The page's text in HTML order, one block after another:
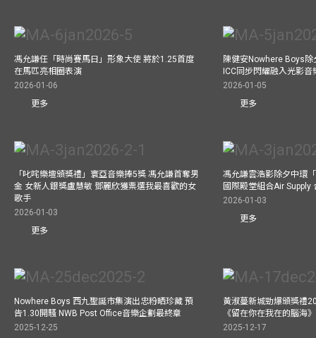
馮允謙任「時尚賽馬日」形象大使 將於1.25首度
在馬匹亮相圈表演
2026-01-06
更多
陳健安Nowhere Boys
ICC同步閃耀融入光影音
2026-01-05
更多
「叱咤樂壇頒獎禮」寰亞音樂捧5獎 馮允謙首奪男
金 女新人銀獎盧慧敏 鄧麗欣獲票選我最喜歡的女
歌手
2026-01-03
更多
馮允謙雲浩影除夕中環
國際殿堂組合Air Supply
2026-01-03
更多
Nowhere Boys 西九聖誕市集演出忠粉晒珍藏 預
告1.30開騷 NWB Post Office音樂企劃最終章
2025-12-25
黃淑蔓新城勁爆頒獎禮
《留在你在我在的腦海
2025-12-17